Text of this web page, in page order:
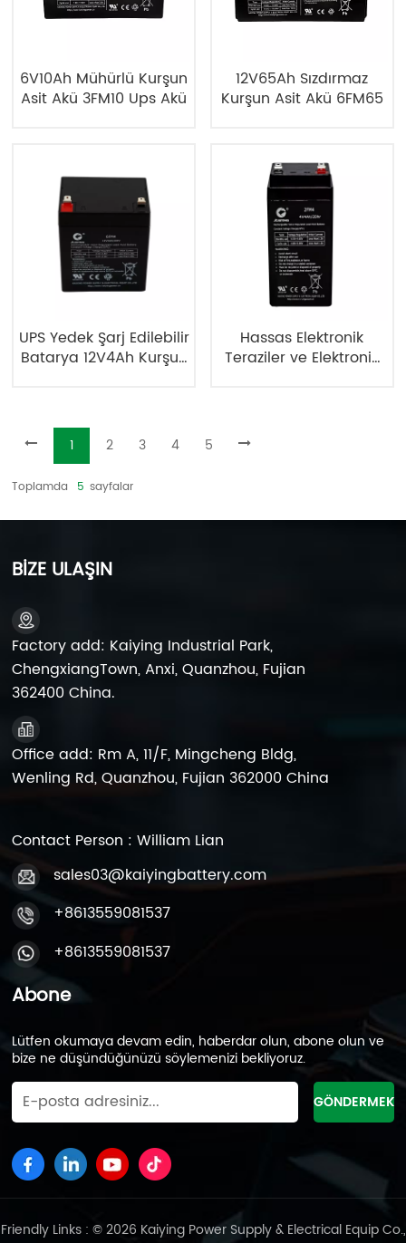
6V10Ah Mühürlü Kurşun
Asit Akü 3FM10 Ups Akü
12V65Ah Sızdırmaz
Kurşun Asit Akü 6FM65
UPS Yedek Şarj Edilebilir
Batarya 12V4Ah Kurşun
Hassas Elektronik
Teraziler ve Elektronik
1 2 3 4 5
Toplamda 5 Sayfalar
BİZE ULAŞIN
Factory add: Kaiying Industrial Park,
ChengxiangTown, Anxi, Quanzhou, Fujian
362400 China.
Office add: Rm A, 11/F, Mingcheng Bldg,
Wenling Rd, Quanzhou, Fujian 362000 China
Contact Person : William Lian
sales03@kaiyingbattery.com
+8613559081537
+8613559081537
Abone
Lütfen okumaya devam edin, haberdar olun, abone olun ve
bize ne düşündüğünüzü söylemenizi bekliyoruz.
Friendly Links : © 2026 Kaiying Power Supply & Electrical Equip Co.,